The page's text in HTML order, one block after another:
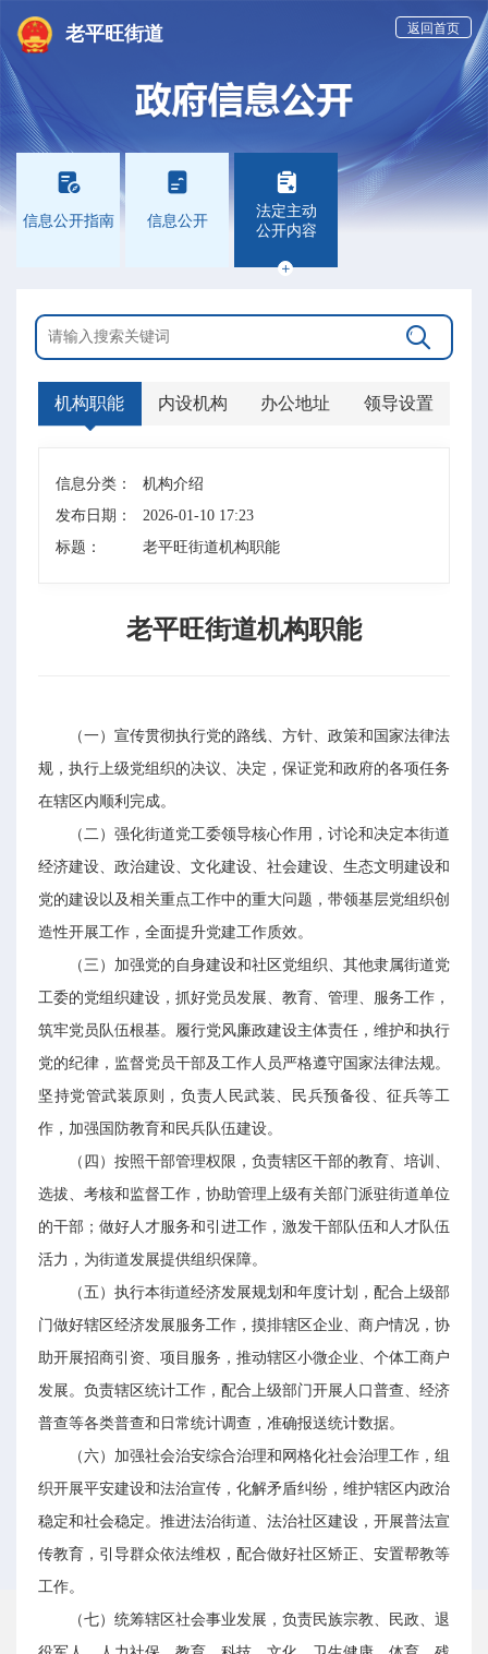
老平旺街道 返回首页

信息公开指南

信息公开

法定主动
公开内容


机构职能 内设机构 办公地址 领导设置
信息分类：
机构介绍
发布日期：
2026-01-10 17:23
标题：
老平旺街道机构职能
老平旺街道机构职能
（一）宣传贯彻执行党的路线、方针、政策和国家法律法
规，执行上级党组织的决议、决定，保证党和政府的各项任务
在辖区内顺利完成。
（二）强化街道党工委领导核心作用，讨论和决定本街道
经济建设、政治建设、文化建设、社会建设、生态文明建设和
党的建设以及相关重点工作中的重大问题，带领基层党组织创
造性开展工作，全面提升党建工作质效。
（三）加强党的自身建设和社区党组织、其他隶属街道党
工委的党组织建设，抓好党员发展、教育、管理、服务工作，
筑牢党员队伍根基。履行党风廉政建设主体责任，维护和执行
党的纪律，监督党员干部及工作人员严格遵守国家法律法规。
坚持党管武装原则，负责人民武装、民兵预备役、征兵等工
作，加强国防教育和民兵队伍建设。
（四）按照干部管理权限，负责辖区干部的教育、培训、
选拔、考核和监督工作，协助管理上级有关部门派驻街道单位
的干部；做好人才服务和引进工作，激发干部队伍和人才队伍
活力，为街道发展提供组织保障。
（五）执行本街道经济发展规划和年度计划，配合上级部
门做好辖区经济发展服务工作，摸排辖区企业、商户情况，协
助开展招商引资、项目服务，推动辖区小微企业、个体工商户
发展。负责辖区统计工作，配合上级部门开展人口普查、经济
普查等各类普查和日常统计调查，准确报送统计数据。
（六）加强社会治安综合治理和网格化社会治理工作，组
织开展平安建设和法治宣传，化解矛盾纠纷，维护辖区内政治
稳定和社会稳定。推进法治街道、法治社区建设，开展普法宣
传教育，引导群众依法维权，配合做好社区矫正、安置帮教等
工作。
（七）统筹辖区社会事业发展，负责民族宗教、民政、退